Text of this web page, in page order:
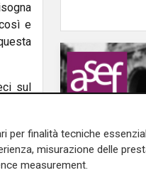
e
sul
per finalità tecniche
misurazione delle
measurement.